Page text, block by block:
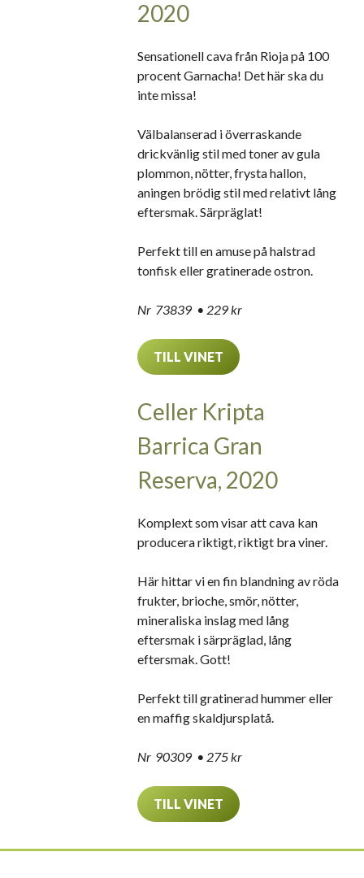
2020
Sensationell cava från Rioja på 100
procent Garnacha! Det här ska du
inte missa!
Välbalanserad i överraskande
drickvänlig stil med toner av gula
plommon, nötter, frysta hallon,
aningen brödig stil med relativt lång
eftersmak. Särpräglat!
Perfekt till en amuse på halstrad
tonfisk eller gratinerade ostron.
Nr 73839 • 229 kr
TILL VINET
Celler Kripta
Barrica Gran
Reserva, 2020
Komplext som visar att cava kan
producera riktigt, riktigt bra viner.
Här hittar vi en fin blandning av röda
frukter, brioche, smör, nötter,
mineraliska inslag med lång
eftersmak i särpräglad, lång
eftersmak. Gott!
Perfekt till gratinerad hummer eller
en maffig skaldjursplatå.
Nr 90309 • 275 kr
TILL VINET